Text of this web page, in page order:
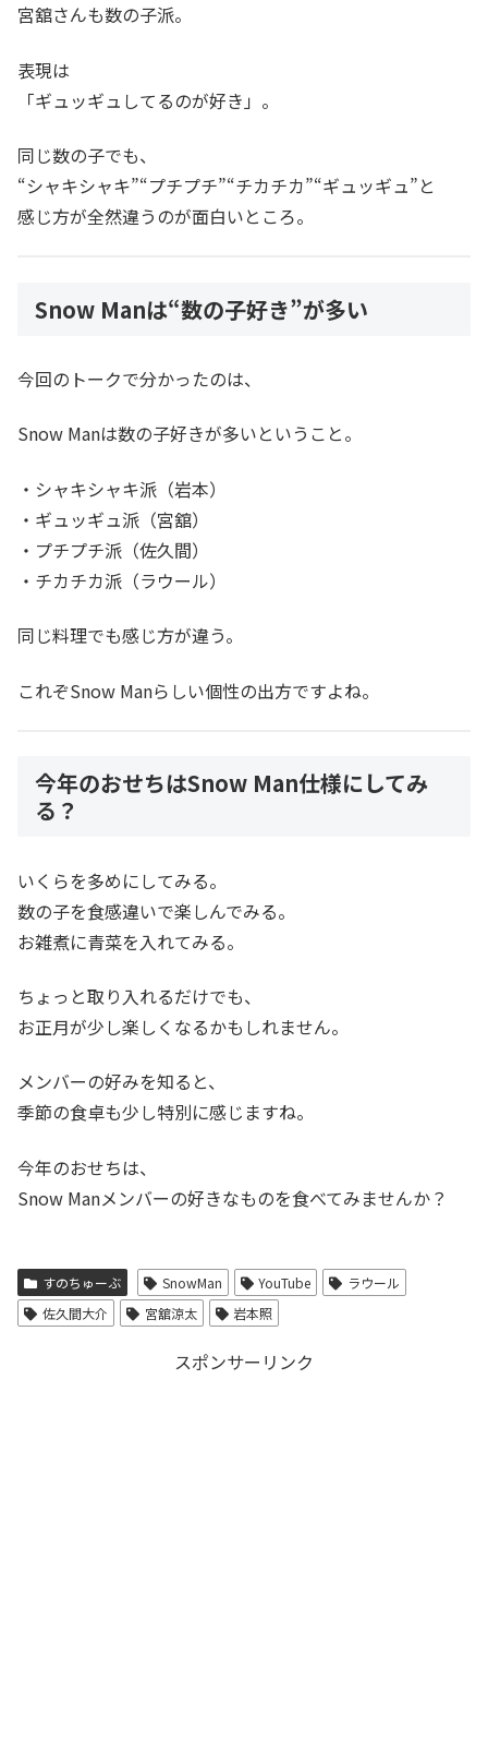
宮舘さんも数の子派。
表現は
「ギュッギュしてるのが好き」。
同じ数の子でも、
“シャキシャキ”“プチプチ”“チカチカ”“ギュッギュ”と
感じ方が全然違うのが面白いところ。
Snow Manは“数の子好き”が多い
今回のトークで分かったのは、
Snow Manは数の子好きが多いということ。
・シャキシャキ派（岩本）
・ギュッギュ派（宮舘）
・プチプチ派（佐久間）
・チカチカ派（ラウール）
同じ料理でも感じ方が違う。
これぞSnow Manらしい個性の出方ですよね。
今年のおせちはSnow Man仕様にしてみ
る？
いくらを多めにしてみる。
数の子を食感違いで楽しんでみる。
お雑煮に青菜を入れてみる。
ちょっと取り入れるだけでも、
お正月が少し楽しくなるかもしれません。
メンバーの好みを知ると、
季節の食卓も少し特別に感じますね。
今年のおせちは、
Snow Manメンバーの好きなものを食べてみませんか？
すのちゅーぶ SnowMan YouTube
ラウール
佐久間大介
宮舘涼太 岩本照
スポンサーリンク